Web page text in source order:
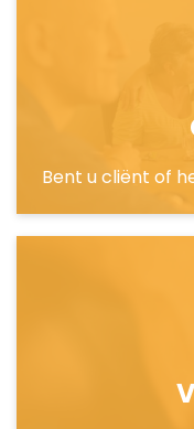
Bent u cliënt of